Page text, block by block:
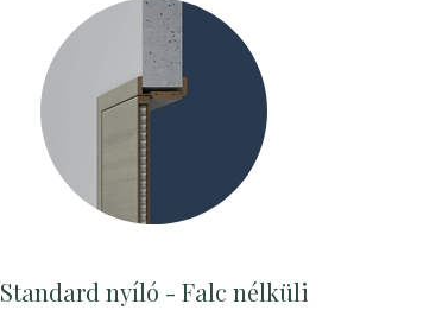
Standard nyíló - Falc nélküli